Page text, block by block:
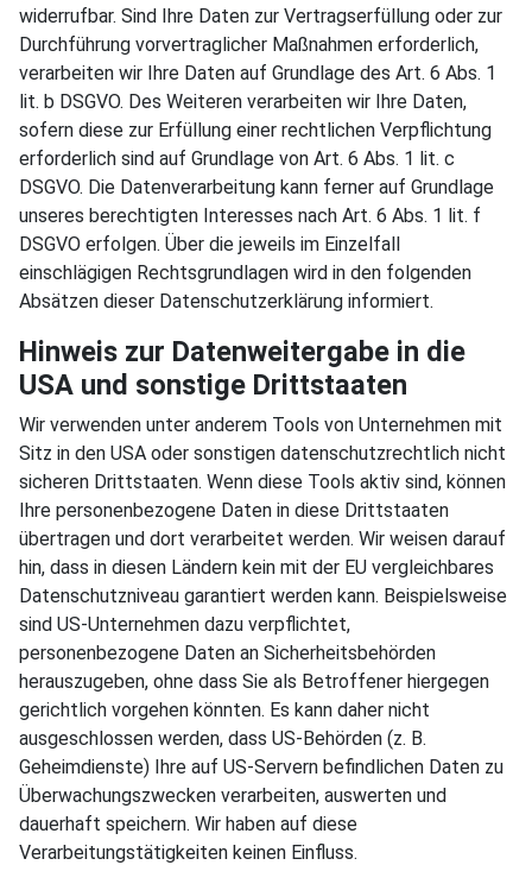
widerrufbar. Sind Ihre Daten zur Vertragserfüllung oder zur
Durchführung vorvertraglicher Maßnahmen erforderlich,
verarbeiten wir Ihre Daten auf Grundlage des Art. 6 Abs. 1
lit. b DSGVO. Des Weiteren verarbeiten wir Ihre Daten,
sofern diese zur Erfüllung einer rechtlichen Verpflichtung
erforderlich sind auf Grundlage von Art. 6 Abs. 1 lit. c
DSGVO. Die Datenverarbeitung kann ferner auf Grundlage
unseres berechtigten Interesses nach Art. 6 Abs. 1 lit. f
DSGVO erfolgen. Über die jeweils im Einzelfall
einschlägigen Rechtsgrundlagen wird in den folgenden
Absätzen dieser Datenschutzerklärung informiert.
Hinweis zur Datenweitergabe in die
USA und sonstige Drittstaaten
Wir verwenden unter anderem Tools von Unternehmen mit
Sitz in den USA oder sonstigen datenschutzrechtlich nicht
sicheren Drittstaaten. Wenn diese Tools aktiv sind, können
Ihre personenbezogene Daten in diese Drittstaaten
übertragen und dort verarbeitet werden. Wir weisen darauf
hin, dass in diesen Ländern kein mit der EU vergleichbares
Datenschutzniveau garantiert werden kann. Beispielsweise
sind US-Unternehmen dazu verpflichtet,
personenbezogene Daten an Sicherheitsbehörden
herauszugeben, ohne dass Sie als Betroffener hiergegen
gerichtlich vorgehen könnten. Es kann daher nicht
ausgeschlossen werden, dass US-Behörden (z. B.
Geheimdienste) Ihre auf US-Servern befindlichen Daten zu
Überwachungszwecken verarbeiten, auswerten und
dauerhaft speichern. Wir haben auf diese
Verarbeitungstätigkeiten keinen Einfluss.